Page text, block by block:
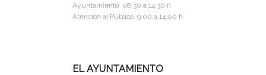
Ayuntamiento: 08:30 a 14:30 h
Atención al Público: 9:00 a 14:00 h
EL AYUNTAMIENTO